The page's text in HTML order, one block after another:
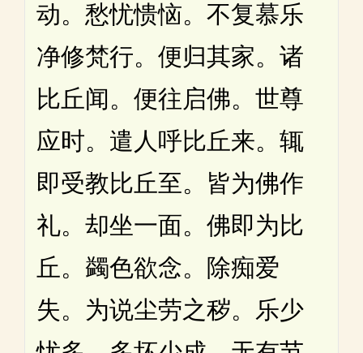
动。愁忧愦恼。不复慕乐
净修梵行。便归其家。诸
比丘闻。便往启佛。世尊
应时。遣人呼比丘来。辄
即受教比丘至。皆为佛作
礼。却坐一面。佛即为比
丘。蠲色欲念。除痴爱
失。为说尘劳之秽。乐少